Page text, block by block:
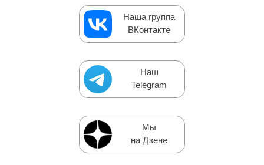
Наша группа
ВКонтакте
Наш
Telegram
Мы
на Дзене